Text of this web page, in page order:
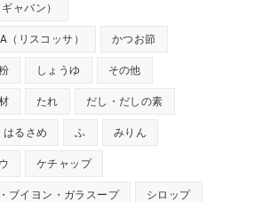
ャバン）
（リスコッサ） かつお節
しょうゆ その他
たれ だし・だしの素
はるさめ ふ みりん
ケチャップ
ブイヨン・ガラスープ シロップ